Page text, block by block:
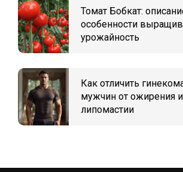
Томат Бобкат:
особенности
урожайность
Как отличить
мужчин от ожирения
липомастии